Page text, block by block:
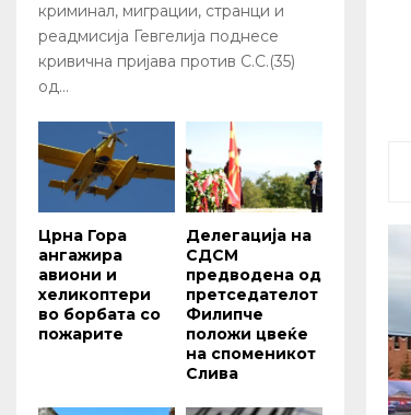
криминал, миграции, странци и
реадмисија Гевгелија поднесе
кривична пријава против С.С.(35)
од...
Црна Гора
ангажира
авиони и
хеликоптери
во борбата со
пожарите
Делегација на
СДСМ
предводена од
претседателот
Филипче
положи цвеќе
на споменикот
Слива